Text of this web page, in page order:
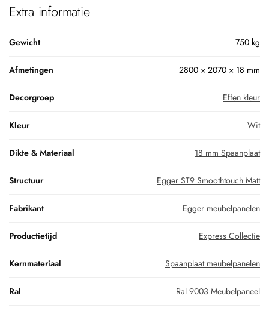
Extra informatie
Gewicht 750 kg
Afmetingen 2800 × 2070 × 18 mm
Decorgroep Effen kleur
Kleur Wit
Dikte & Materiaal 18 mm Spaanplaat
Structuur Egger ST9 Smoothtouch Matt
Fabrikant Egger meubelpanelen
Productietijd Express Collectie
Kernmateriaal Spaanplaat meubelpanelen
Ral Ral 9003 Meubelpaneel